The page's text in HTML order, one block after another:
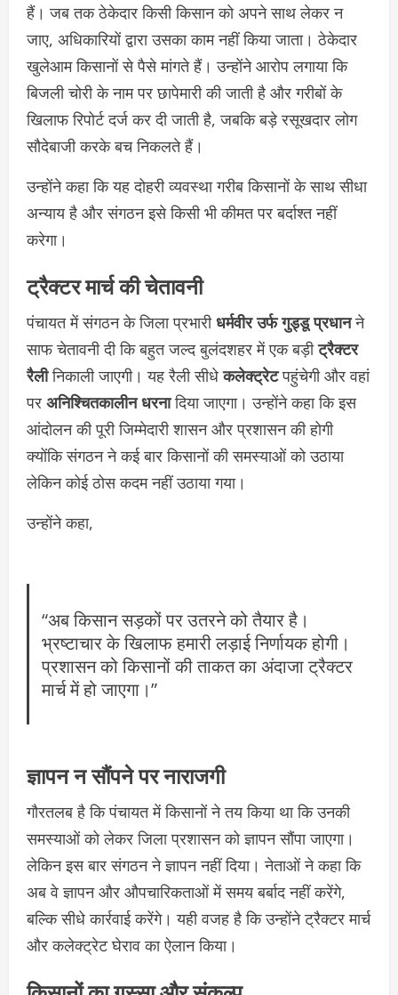
हैं। जब तक ठेकेदार किसी किसान को अपने साथ लेकर न
जाए, अधिकारियों द्वारा उसका काम नहीं किया जाता। ठेकेदार
खुलेआम किसानों से पैसे मांगते हैं। उन्होंने आरोप लगाया कि
बिजली चोरी के नाम पर छापेमारी की जाती है और गरीबों के
खिलाफ रिपोर्ट दर्ज कर दी जाती है, जबकि बड़े रसूखदार लोग
सौदेबाजी करके बच निकलते हैं।
उन्होंने कहा कि यह दोहरी व्यवस्था गरीब किसानों के साथ सीधा
अन्याय है और संगठन इसे किसी भी कीमत पर बर्दाश्त नहीं
करेगा।
ट्रैक्टर मार्च की चेतावनी
पंचायत में संगठन के जिला प्रभारीधर्मवीर उर्फ गुड्डू प्रधानने
साफ चेतावनी दी कि बहुत जल्द बुलंदशहर में एक बड़ीट्रैक्टर
रैलीनिकाली जाएगी। यह रैली सीधेकलेक्ट्रेटपहुंचेगी और वहां
पर अनिश्चितकालीन धरनादिया जाएगा। उन्होंने कहा कि इस
आंदोलन की पूरी जिम्मेदारी शासन और प्रशासन की होगी
क्योंकि संगठन ने कई बार किसानों की समस्याओं को उठाया
लेकिन कोई ठोस कदम नहीं उठाया गया।
उन्होंने कहा,
“अब किसान सड़कों पर उतरने को तैयार है।
भ्रष्टाचार के खिलाफ हमारी लड़ाई निर्णायक होगी।
प्रशासन को किसानों की ताकत का अंदाजा ट्रैक्टर
मार्च में हो जाएगा।”
ज्ञापन न सौंपने पर नाराजगी
गौरतलब है कि पंचायत में किसानों ने तय किया था कि उनकी
समस्याओं को लेकर जिला प्रशासन को ज्ञापन सौंपा जाएगा।
लेकिन इस बार संगठन ने ज्ञापन नहीं दिया। नेताओं ने कहा कि
अब वे ज्ञापन और औपचारिकताओं में समय बर्बाद नहीं करेंगे,
बल्कि सीधे कार्रवाई करेंगे। यही वजह है कि उन्होंने ट्रैक्टर मार्च
और कलेक्ट्रेट घेराव का ऐलान किया।